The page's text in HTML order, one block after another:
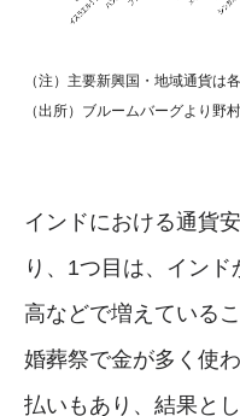
（注）主要新興国・地域通貨は
（出所）ブルームバーグより野
インドにおける通貨
り、1つ目は、イン
高などで増えている
婚葬祭で金が多く使
払いもあり、結果と